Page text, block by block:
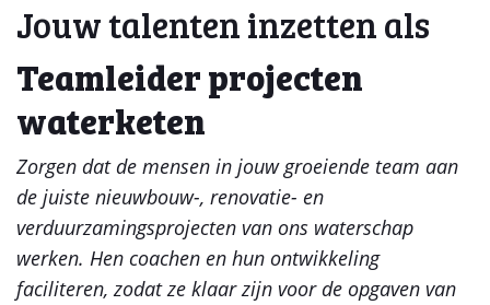
Jouw talenten inzetten als
Teamleider projecten
waterketen
Zorgen dat de mensen in jouw groeiende team aan
de juiste nieuwbouw-, renovatie- en
verduurzamingsprojecten van ons waterschap
werken. Hen coachen en hun ontwikkeling
faciliteren, zodat ze klaar zijn voor de opgaven van